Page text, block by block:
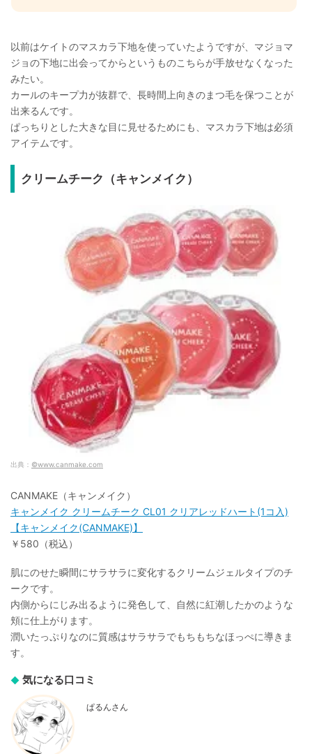
以前はケイトのマスカラ下地を使っていたようですが、マジョマ
ジョの下地に出会ってからというものこちらが手放せなくなった
みたい。
カールのキープ力が抜群で、長時間上向きのまつ毛を保つことが
出来るんです。
ぱっちりとした大きな目に見せるためにも、マスカラ下地は必須
アイテムです。
クリームチーク（キャンメイク）
出典： ©www.canmake.com
CANMAKE（キャンメイク）
キャンメイク クリームチーク CL01 クリアレッドハート(1コ入)
【キャンメイク(CANMAKE)】
￥580（税込）
肌にのせた瞬間にサラサラに変化するクリームジェルタイプのチ
ークです。
内側からにじみ出るように発色して、自然に紅潮したかのような
頬に仕上がります。
潤いたっぷりなのに質感はサラサラでもちもちなほっぺに導きま
す。
気になる口コミ
ぱるんさん